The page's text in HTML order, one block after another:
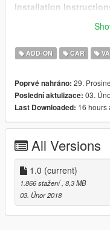
Installation
ADD-ON CAR
Poprvé nahráno: 29.
Poslední aktulizace: 03.
Last Downloaded: 16 hours
All Versions
1.0 (current)
1.866 stažení , 8,3 MB
03. Únor 2018